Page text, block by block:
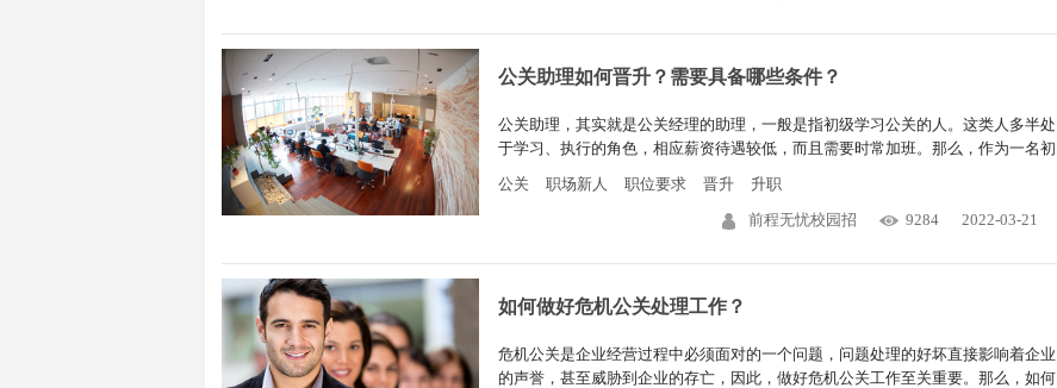
公关助理如何晋升？需要具备哪些条件？
公关助理，其实就是公关经理的助理，一般是指初级学习公关的人。这类人多半处
于学习、执行的角色，相应薪资待遇较低，而且需要时常加班。那么，作为一名初
入门的公关助理，想获得晋升需要具备什么条件呢？
公关 职场新人 职位要求 晋升
升职
前程无忧校园招
9284 2022-03-21
如何做好危机公关处理工作？
危机公关是企业经营过程中必须面对的一个问题，问题处理的好坏直接影响着企业
的声誉，甚至威胁到企业的存亡，因此，做好危机公关工作至关重要。那么，如何